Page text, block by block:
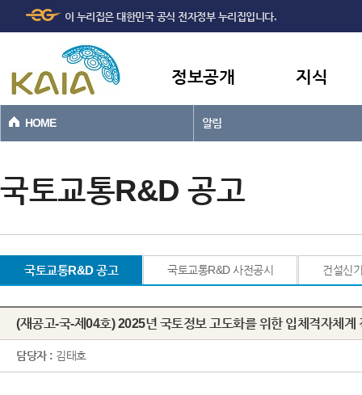
본문바로가기
이 누리집은 대한민국 공식 전자정부 누리집입니다.
정보공개 지식
HOME 알림
국토교통R&D 공고
국토교통R&D 공고 국토교통R&D 사전공시 건설신
(재공고-국-제04호) 2025년 국토정보 고도화를 위한 입체격자체계
담당자 : 김태호